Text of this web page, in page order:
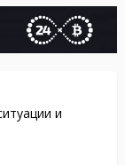
и